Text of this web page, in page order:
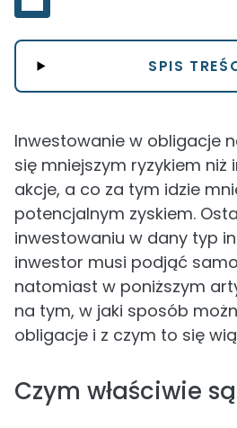
SPIS
Inwestowanie w obligacje
się mniejszym ryzykiem
akcje, a co za tym idzie
potencjalnym zyskiem.
inwestowaniu w dany typ
inwestor musi podjąć
natomiast w poniższym
na tym, w jaki sposób
obligacje i z czym to się
Czym właściwie